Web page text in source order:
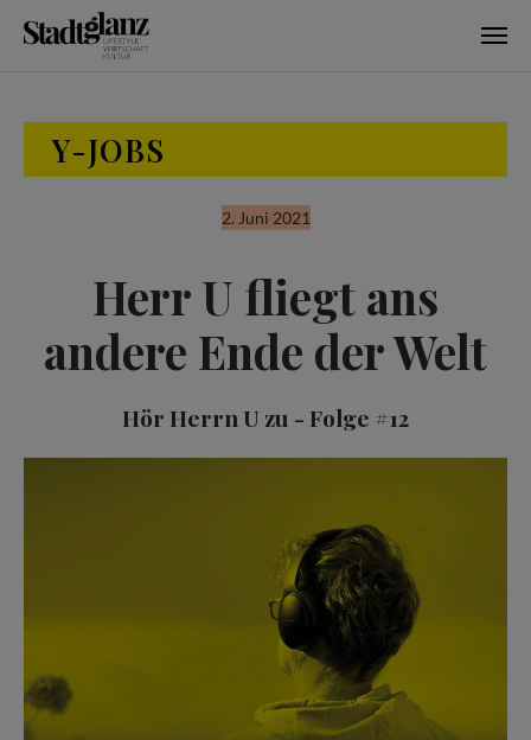
Y-JOBS
2. Juni 2021
Herr U fliegt ans
andere Ende der Welt
Hör Herrn U zu - Folge #12